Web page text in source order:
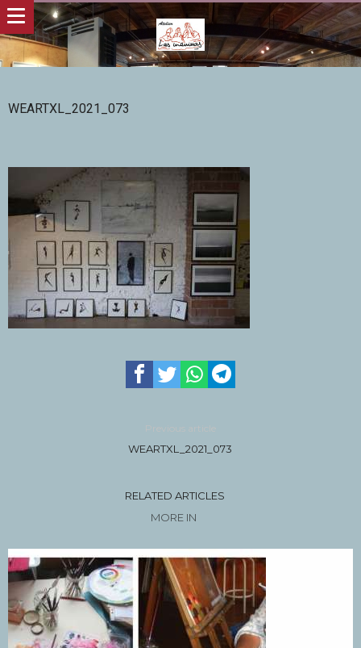
WEARTXL_2021_073
Previous article
WEARTXL_2021_073
RELATED ARTICLES
MORE IN